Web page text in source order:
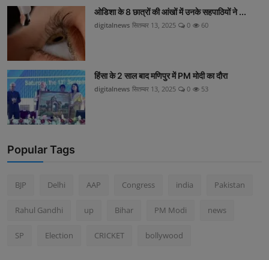
ओडिशा के 8 छात्रों की आंखों में उनके सहपाठियों ने ...
digitalnews सितम्बर 13, 2025 0 60
हिंसा के 2 साल बाद मणिपुर में PM मोदी का दौरा
digitalnews सितम्बर 13, 2025 0 53
Popular Tags
BJP Delhi AAP Congress india Pakistan
Rahul Gandhi up Bihar PM Modi news
SP Election CRICKET bollywood